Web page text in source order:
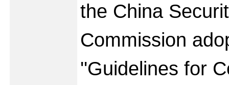
the China
Commission
''Guidelines for